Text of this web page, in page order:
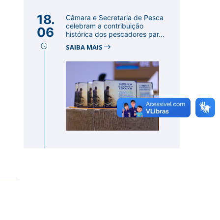
18.
06
Câmara e Secretaria de Pesca
celebram a contribuição
histórica dos pescadores par...
SAIBA MAIS